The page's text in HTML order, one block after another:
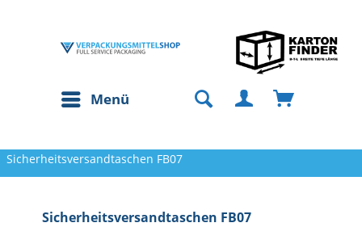
Menü
Sicherheitsversandtaschen FB07
Sicherheitsversandtaschen FB07